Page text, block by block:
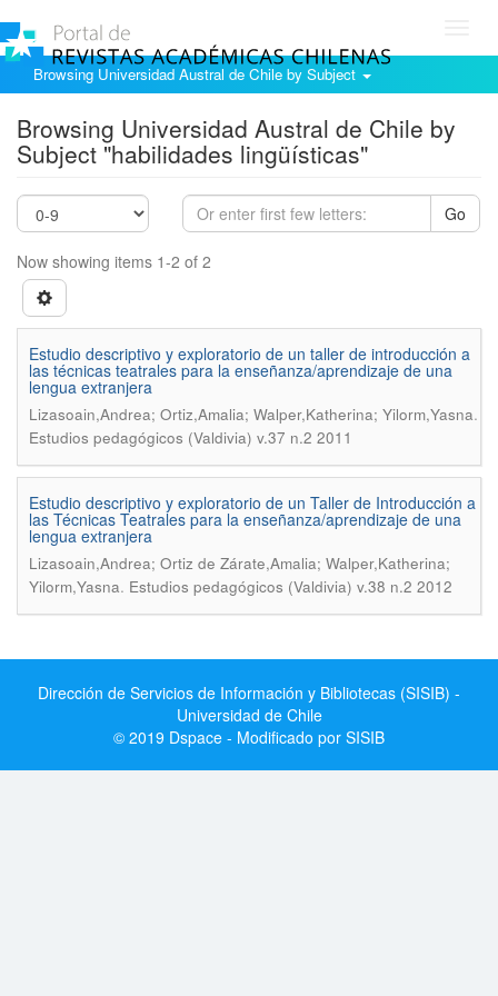
Browsing Universidad Austral de Chile by Subject
Browsing Universidad Austral de Chile by
Subject "habilidades lingüísticas"
Go
Now showing items 1-2 of 2
Estudio descriptivo y exploratorio de un taller de introducción a
las técnicas teatrales para la enseñanza/aprendizaje de una
lengua extranjera
Lizasoain,Andrea; Ortiz,Amalia; Walper,Katherina; Yilorm,Yasna.
Estudios pedagógicos (Valdivia) v.37 n.2 2011
Estudio descriptivo y exploratorio de un Taller de Introducción a
las Técnicas Teatrales para la enseñanza/aprendizaje de una
lengua extranjera
Lizasoain,Andrea; Ortiz de Zárate,Amalia; Walper,Katherina;
Yilorm,Yasna. Estudios pedagógicos (Valdivia) v.38 n.2 2012
Dirección de Servicios de Información y Bibliotecas (SISIB) -
Universidad de Chile
© 2019 Dspace - Modificado por SISIB